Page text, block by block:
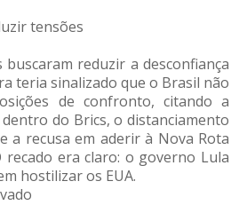
tensões
reduzir a desconfiança
teria sinalizado que o Brasil não
de confronto, citando a
do Brics, o distanciamento
a recusa em aderir à Nova Rota
recado era claro: o governo Lula
hostilizar os EUA.